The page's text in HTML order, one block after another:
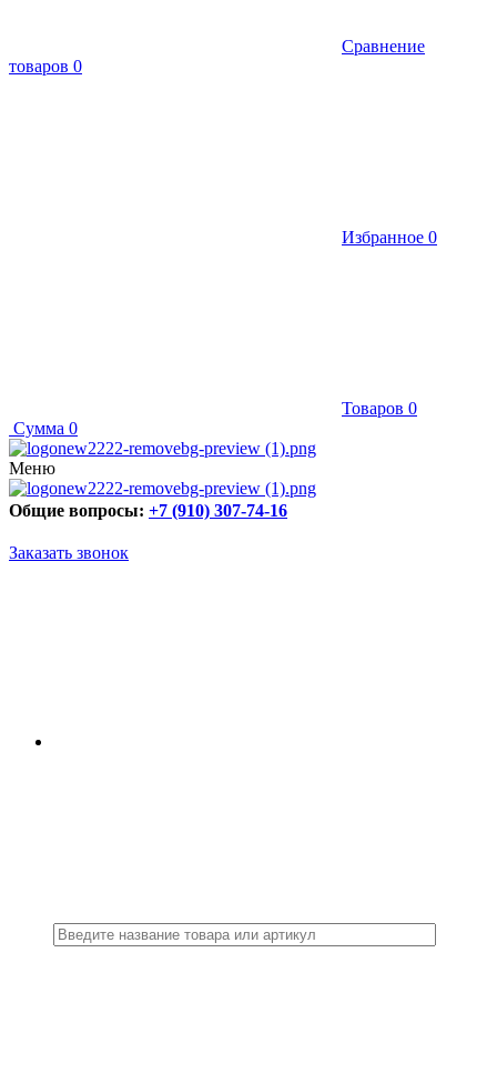
Сравнение
товаров 0
Избранное 0
Товаров 0
Сумма 0
Меню
Общие вопросы: +7 (910) 307-74-16
Заказать звонок